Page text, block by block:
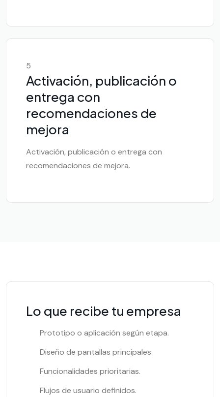
5
Activación, publicación o
entrega con
recomendaciones de
mejora
Activación, publicación o entrega con
recomendaciones de mejora.
Lo que recibe tu empresa
Prototipo o aplicación según etapa.
Diseño de pantallas principales.
Funcionalidades prioritarias.
Flujos de usuario definidos.